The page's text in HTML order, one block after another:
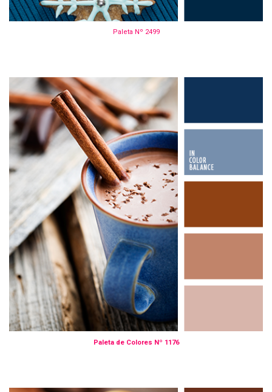
Paleta Nº 2499
Paleta de Colores Nº 1176